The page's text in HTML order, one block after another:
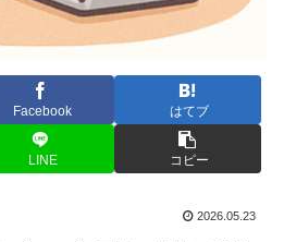
Facebook はてブ
LINE コピー
2026.05.23